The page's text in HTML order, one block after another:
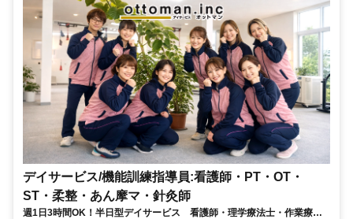
デイサービス/機能訓練指導員:看護師・PT・OT・
ST・柔整・あん摩マ・針灸師
週1日3時間OK！半日型デイサービス 看護師・理学療法士・作業療法